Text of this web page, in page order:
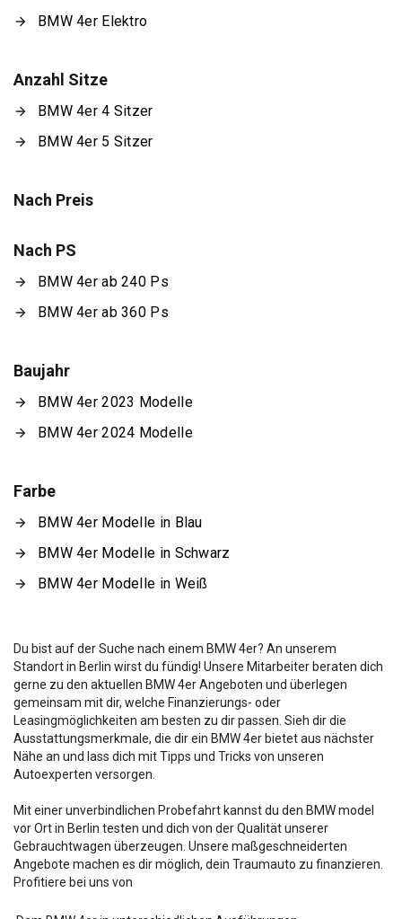
BMW 4er Elektro
Anzahl Sitze
BMW 4er 4 Sitzer
BMW 4er 5 Sitzer
Nach Preis
Nach PS
BMW 4er ab 240 Ps
BMW 4er ab 360 Ps
Baujahr
BMW 4er 2023 Modelle
BMW 4er 2024 Modelle
Farbe
BMW 4er Modelle in Blau
BMW 4er Modelle in Schwarz
BMW 4er Modelle in Weiß
Du bist auf der Suche nach einem BMW 4er? An unserem
Standort in Berlin wirst du fündig! Unsere Mitarbeiter beraten dich
gerne zu den aktuellen BMW 4er Angeboten und überlegen
gemeinsam mit dir, welche Finanzierungs- oder
Leasingmöglichkeiten am besten zu dir passen. Sieh dir die
Ausstattungsmerkmale, die dir ein BMW 4er bietet aus nächster
Nähe an und lass dich mit Tipps und Tricks von unseren
Autoexperten versorgen.
Mit einer unverbindlichen Probefahrt kannst du den BMWmodel
vor Ort in Berlin testen und dich von der Qualität unserer
Gebrauchtwagen überzeugen. Unsere maßgeschneiderten
Angebote machen es dir möglich, dein Traumauto zu finanzieren.
Profitiere bei uns von